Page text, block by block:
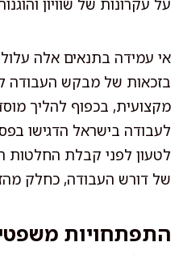
אי עמידה בתנאים אלה
בזכאות של מבקש העבודה
מקצועית, בכפוף להליך
לעבודה בישראל הדגישו
לטעון לפני קבלת החלטות
של דורש העבודה, כחלק
התפתחויות